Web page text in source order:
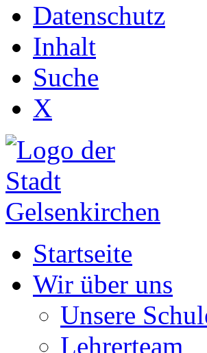
Datenschutz
Inhalt
Suche
X
Startseite
Wir über uns
Unsere
Lehrerteam